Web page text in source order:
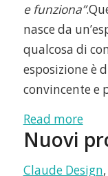
e funziona”
nasce da
qualcosa di
esposizione è
convincente e
Read more:
Nuovi
Claude Design